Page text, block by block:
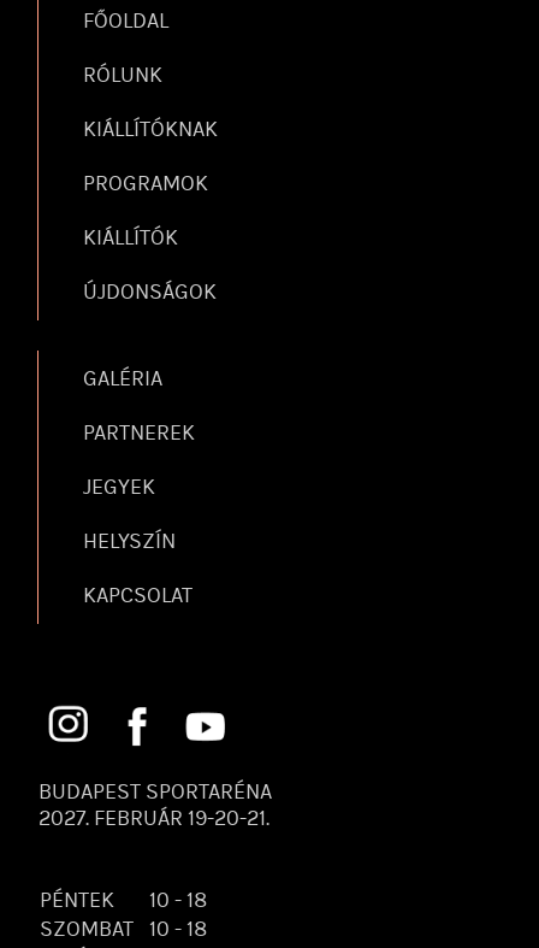
FŐOLDAL
RÓLUNK
KIÁLLÍTÓKNAK
PROGRAMOK
KIÁLLÍTÓK
ÚJDONSÁGOK
GALÉRIA
PARTNEREK
JEGYEK
HELYSZÍN
KAPCSOLAT
BUDAPEST SPORTARÉNA
2027. FEBRUÁR 19-20-21.
PÉNTEK
10 - 18
SZOMBAT
10 - 18